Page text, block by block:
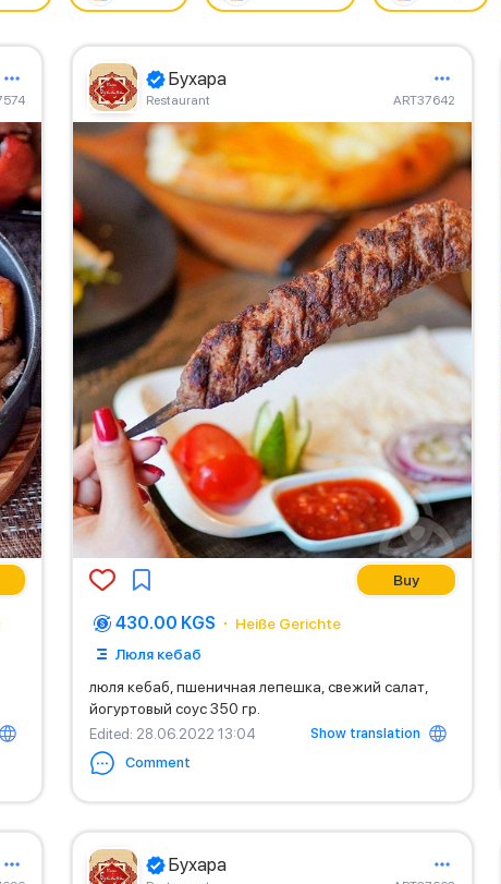
Бухара
Restaurant ART37642
Buy
430.00 KGS
Heiße Gerichte
Люля кебаб
люля кебаб, пшеничная лепешка, свежий салат,
йогуртовый соус 350 гр.
Edited: 28.06.2022 13:04
Show translation
Comment
Бухара